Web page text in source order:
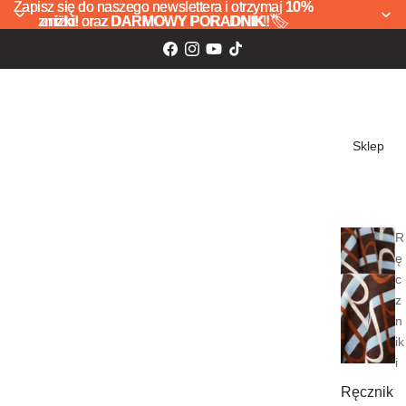
Zapisz się do naszego newslettera i otrzymaj 10%
zniżki! oraz DARMOWY PORADNIK!🏷️
Zapisz się do naszego newslettera i otrzymaj 10%
zniżki! oraz DARMOWY PORADNIK! 🏷️
Sklep
R
ę
c
z
n
ik
i
Ręcznik